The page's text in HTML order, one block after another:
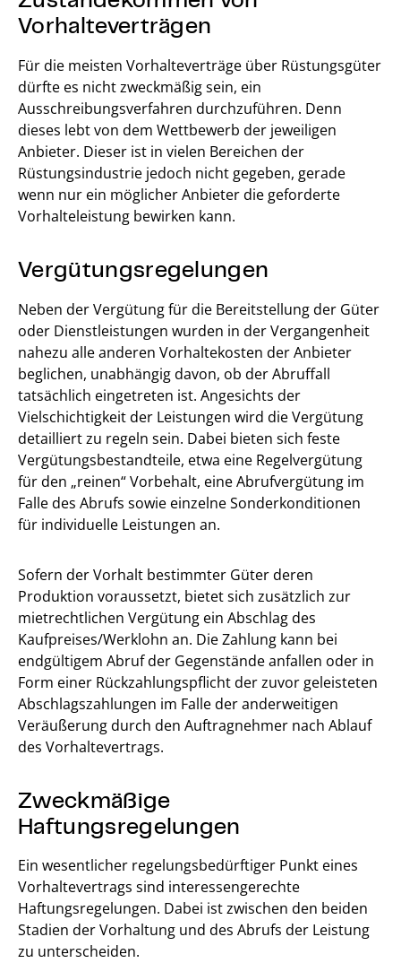
Vorhalteverträgen
Für die meisten Vorhalteverträge über Rüstungsgüter
dürfte es nicht zweckmäßig sein, ein
Ausschreibungsverfahren durchzuführen. Denn
dieses lebt von dem Wettbewerb der jeweiligen
Anbieter. Dieser ist in vielen Bereichen der
Rüstungsindustrie jedoch nicht gegeben, gerade
wenn nur ein möglicher Anbieter die geforderte
Vorhalteleistung bewirken kann.
Vergütungsregelungen
Neben der Vergütung für die Bereitstellung der Güter
oder Dienstleistungen wurden in der Vergangenheit
nahezu alle anderen Vorhaltekosten der Anbieter
beglichen, unabhängig davon, ob der Abruffall
tatsächlich eingetreten ist. Angesichts der
Vielschichtigkeit der Leistungen wird die Vergütung
detailliert zu regeln sein. Dabei bieten sich feste
Vergütungsbestandteile, etwa eine Regelvergütung
für den „reinen“ Vorbehalt, eine Abrufvergütung im
Falle des Abrufs sowie einzelne Sonderkonditionen
für individuelle Leistungen an.
Sofern der Vorhalt bestimmter Güter deren
Produktion voraussetzt, bietet sich zusätzlich zur
mietrechtlichen Vergütung ein Abschlag des
Kaufpreises/Werklohn an. Die Zahlung kann bei
endgültigem Abruf der Gegenstände anfallen oder in
Form einer Rückzahlungspflicht der zuvor geleisteten
Abschlagszahlungen im Falle der anderweitigen
Veräußerung durch den Auftragnehmer nach Ablauf
des Vorhaltevertrags.
Zweckmäßige
Haftungsregelungen
Ein wesentlicher regelungsbedürftiger Punkt eines
Vorhaltevertrags sind interessengerechte
Haftungsregelungen. Dabei ist zwischen den beiden
Stadien der Vorhaltung und des Abrufs der Leistung
zu unterscheiden.